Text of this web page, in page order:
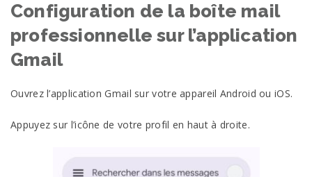
Configuration de la boîte mail
professionnelle sur l’application
Gmail
Ouvrez l’application Gmail sur votre appareil Android ou iOS.
Appuyez sur l’icône de votre profil en haut à droite.